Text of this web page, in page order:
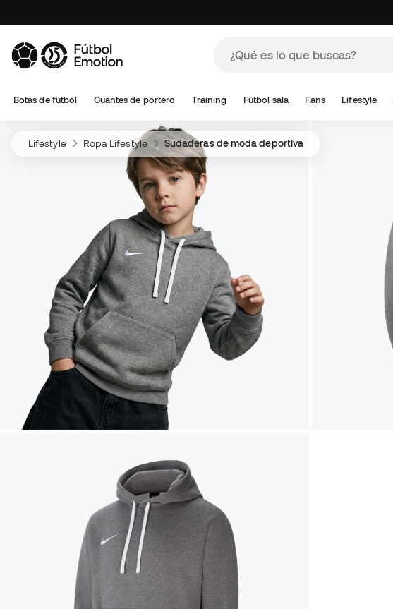
Botas de fútbol Guantes de portero Training Fútbol sala Fans Lifestyle
Lifestyle Ropa Lifestyle Sudaderas de moda deportiva